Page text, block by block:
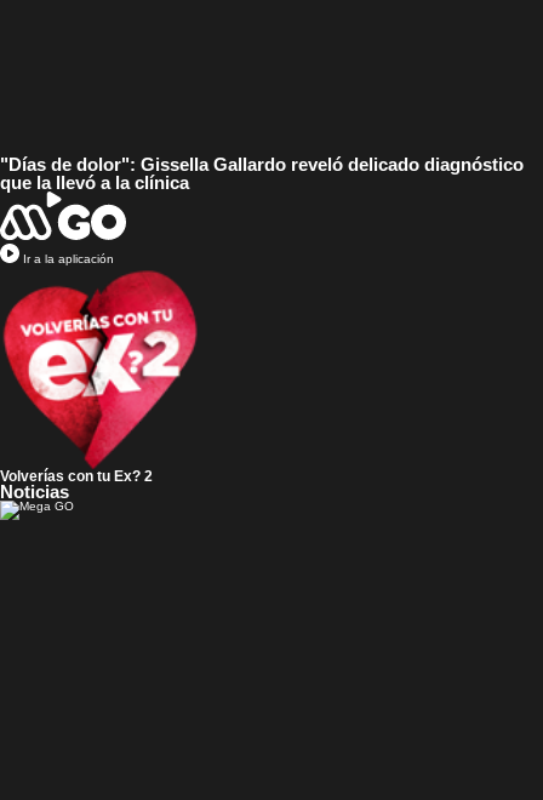
"Días de dolor": Gissella Gallardo reveló delicado diagnóstico
que la llevó a la clínica
Ir a la aplicación
Volverías con tu Ex? 2
Noticias